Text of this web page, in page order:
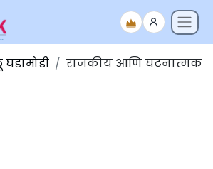
राजकीय आणि घटनात्मक